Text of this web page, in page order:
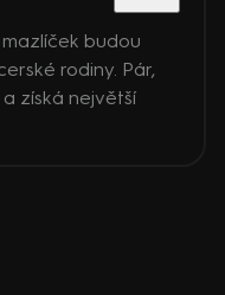
budou
rodiny. Pár,
získá největší